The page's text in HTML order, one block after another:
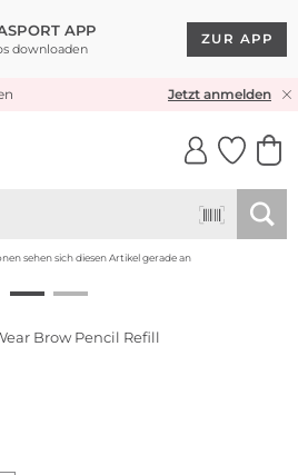
APP
downloaden
ZUR APP
& RÜCKVERSANDJetzt anmelden
sehen sich diesen Artikel gerade an
Brow Pencil Refill